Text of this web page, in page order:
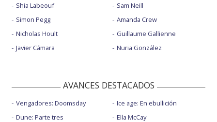
Shia Labeouf
Simon Pegg
Nicholas Hoult
Javier Cámara
Sam Neill
Amanda Crew
Guillaume Gallienne
Nuria González
AVANCES DESTACADOS
Vengadores: Doomsday
Dune: Parte tres
Ice age: En ebullición
Ella McCay